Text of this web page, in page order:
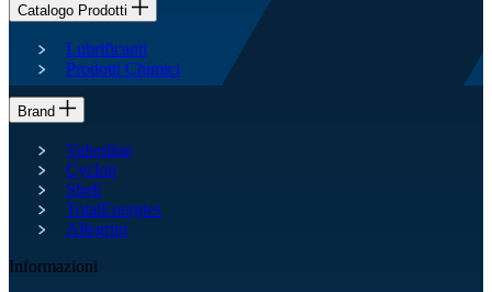
Catalogo Prodotti
Lubrificanti
Prodotti Chimici
Brand
Valvoline
Cyclon
Shell
TotalEnergies
Allegrini
Informazioni